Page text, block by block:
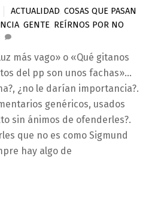
ACTUALIDAD ,COSAS QUE PASAN
,GENTE REÍRNOS POR NO
más vago» o «Qué gitanos
del pp son unos fachas»…
¿no le darían importancia?.
genéricos, usados
sin ánimos de ofenderles?.
que no es como Sigmund
hay algo de